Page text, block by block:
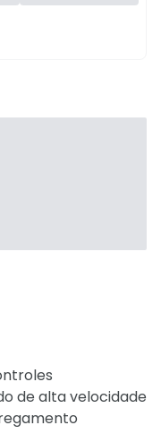
de alta velocidade